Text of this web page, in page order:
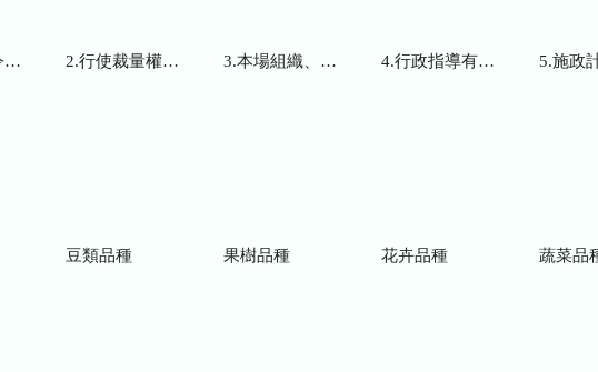
2.行使裁量權而訂頒之解釋性規定及裁量基準 3.本場組織、職掌及聯絡資訊 4.行政指導有關文書 5.施政計畫、業務
豆類品種 果樹品種 花卉品種 蔬菜品